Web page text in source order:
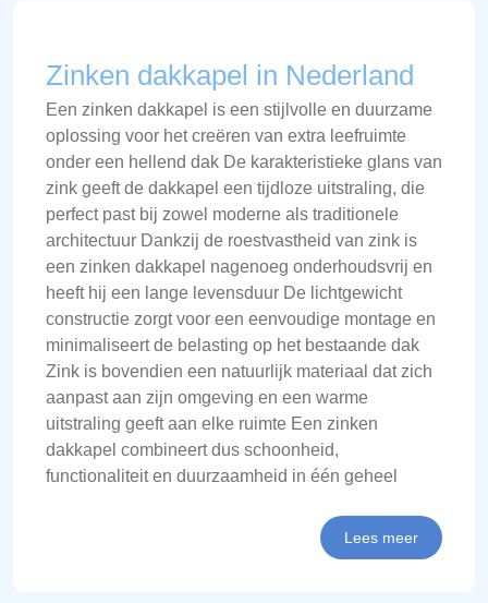
Zinken dakkapel in Nederland
Een zinken dakkapel is een stijlvolle en duurzame
oplossing voor het creëren van extra leefruimte
onder een hellend dak De karakteristieke glans van
zink geeft de dakkapel een tijdloze uitstraling, die
perfect past bij zowel moderne als traditionele
architectuur Dankzij de roestvastheid van zink is
een zinken dakkapel nagenoeg onderhoudsvrij en
heeft hij een lange levensduur De lichtgewicht
constructie zorgt voor een eenvoudige montage en
minimaliseert de belasting op het bestaande dak
Zink is bovendien een natuurlijk materiaal dat zich
aanpast aan zijn omgeving en een warme
uitstraling geeft aan elke ruimte Een zinken
dakkapel combineert dus schoonheid,
functionaliteit en duurzaamheid in één geheel
Lees meer